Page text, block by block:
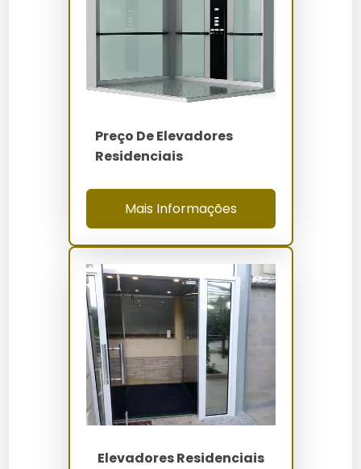
Identifique a peça necessária consultando o
Compre a peça adequada através de
fornecedores confiáveis.
Remova a peça antiga com ferramentas
Instale a nova peça garantindo o encaixe
Teste o funcionamento do elevador após a
instalação.
Reative o sistema elétrico e faça um teste
completo de segurança.
Quanto Custa Peças para
Elevadores Residenciais Iguatu
O preço das peças para elevadores residenciais em
Iguatu varia entre R$ 150,00 e R$ 2.500,00, dependendo
da complexidade e do material. Fatores como marca,
Preço De Elevadores
Residenciais
Mais Informações
Elevadores Residenciais